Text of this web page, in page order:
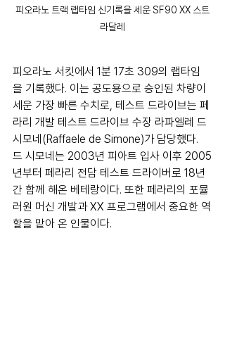
피오라노 트랙 랩타임 신기록을 세운 SF90 XX 스트
라달레
피오라노 서킷에서 1분 17초 309의 랩타임
을 기록했다. 이는 공도용으로 승인된 차량이
세운 가장 빠른 수치로, 테스트 드라이브는 페
라리 개발 테스트 드라이브 수장 라파엘레 드
시모네(Raffaele de Simone)가 담당했다.
드 시모네는 2003년 피아트 입사 이후 2005
년부터 페라리 전담 테스트 드라이버로 18년
간 함께 해온 베테랑이다. 또한 페라리의 포뮬
러원 머신 개발과 XX 프로그램에서 중요한 역
할을 맡아 온 인물이다.